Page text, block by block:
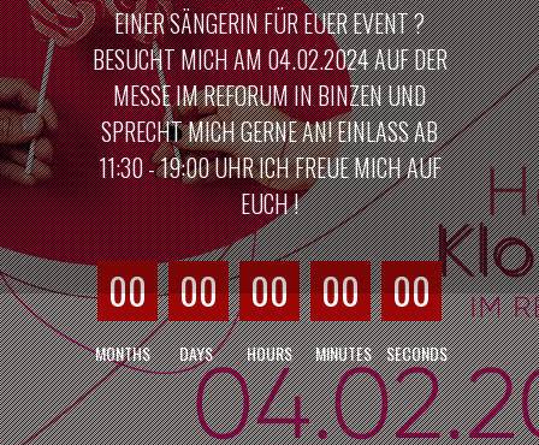
EINER SÄNGERIN FÜR EUER EVENT ?
BESUCHT MICH AM 04.02.2024 AUF DER
MESSE IM REFORUM IN BINZEN UND
SPRECHT MICH GERNE AN! EINLASS AB
11:30 - 19:00 UHR ICH FREUE MICH AUF
EUCH !
00 00 00 00 00
MONTHS DAYS HOURS MINUTES SECONDS